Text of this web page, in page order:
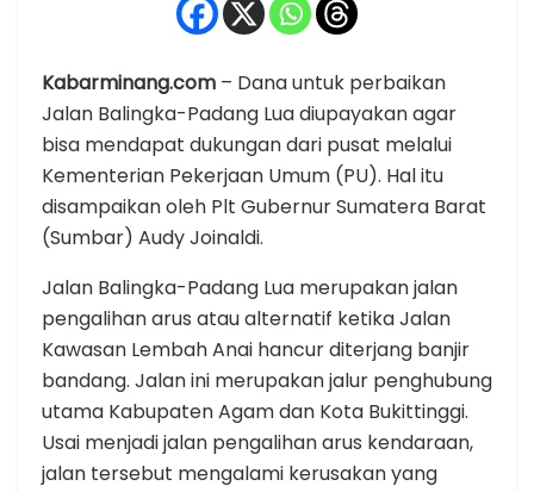
Kabarminang.com – Dana untuk perbaikan
Jalan Balingka-Padang Lua diupayakan agar
bisa mendapat dukungan dari pusat melalui
Kementerian Pekerjaan Umum (PU). Hal itu
disampaikan oleh Plt Gubernur Sumatera Barat
(Sumbar) Audy Joinaldi.
Jalan Balingka-Padang Lua merupakan jalan
pengalihan arus atau alternatif ketika Jalan
Kawasan Lembah Anai hancur diterjang banjir
bandang. Jalan ini merupakan jalur penghubung
utama Kabupaten Agam dan Kota Bukittinggi.
Usai menjadi jalan pengalihan arus kendaraan,
jalan tersebut mengalami kerusakan yang